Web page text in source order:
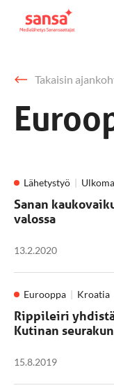
Takaisin
Lähetystyö
Sanan
valossa
13.2.2020
Eurooppa Kroatia
Rippileiri
Kutinan
15.8.2019